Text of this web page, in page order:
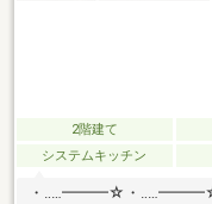
2階建て
システムキッチン
・‥…━━━☆・‥…━━━☆